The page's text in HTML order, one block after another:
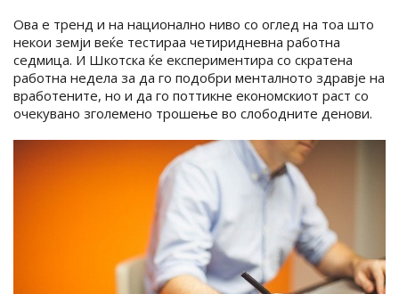
Ова е тренд и на национално ниво со оглед на тоа што
некои земји веќе тестираа четиридневна работна
седмица. И Шкотска ќе експериментира со скратена
работна недела за да го подобри менталното здравје на
вработените, но и да го поттикне економскиот раст со
очекувано зголемено трошење во слободните денови.